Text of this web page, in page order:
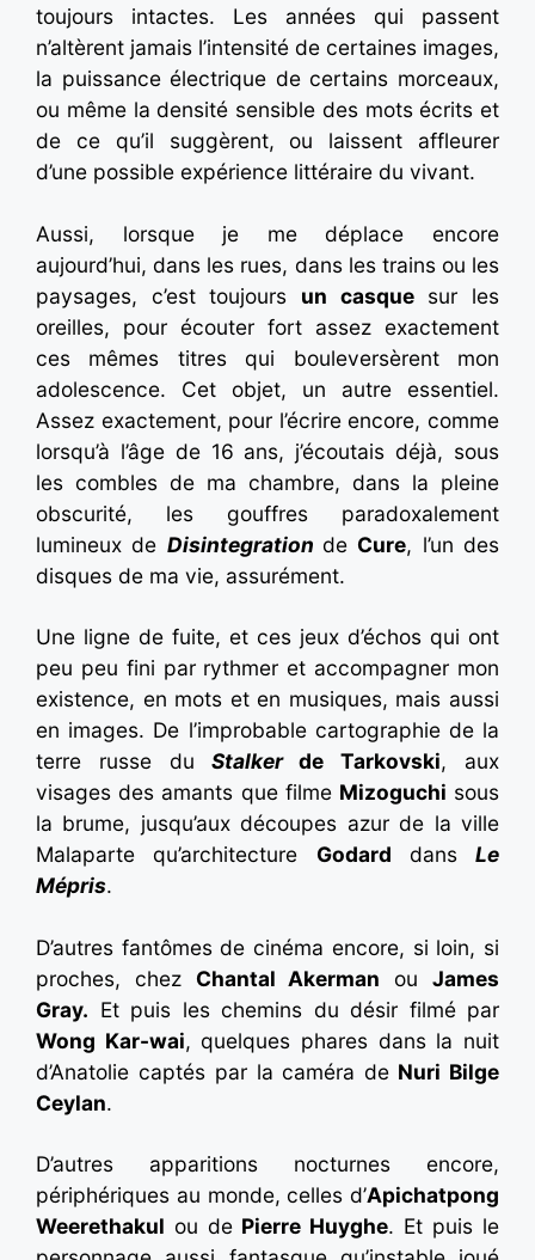
toujours intactes. Les années qui passent
n’altèrent jamais l’intensité de certaines images,
la puissance électrique de certains morceaux,
ou même la densité sensible des mots écrits et
de ce qu’il suggèrent, ou laissent affleurer
d’une possible expérience littéraire du vivant.
Aussi, lorsque je me déplace encore
aujourd’hui, dans les rues, dans les trains ou les
paysages, c’est toujours un casquesur les
oreilles, pour écouter fort assez exactement
ces mêmes titres qui bouleversèrent mon
adolescence. Cet objet, un autre essentiel.
Assez exactement, pour l’écrire encore, comme
lorsqu’à l’âge de 16 ans, j’écoutais déjà, sous
les combles de ma chambre, dans la pleine
obscurité, les gouffres paradoxalement
lumineux de Disintegration deCure, l’un des
disques de ma vie, assurément.
Une ligne de fuite, et ces jeux d’échos qui ont
peu peu fini par rythmer et accompagner mon
existence, en mots et en musiques, mais aussi
en images. De l’improbable cartographie de la
terre russe du Stalkerde Tarkovski, aux
visages des amants que filme Mizoguchi sous
la brume, jusqu’aux découpes azur de la ville
Malaparte qu’architecture Godard dans Le
Mépris.
D’autres fantômes de cinéma encore, si loin, si
proches, chez Chantal Akerman ouJames
Gray. Et puis les chemins du désir filmé par
Wong Kar-wai, quelques phares dans la nuit
d’Anatolie captés par la caméra de Nuri Bilge
Ceylan.
D’autres apparitions nocturnes encore,
périphériques au monde, celles d’Apichatpong
Weerethakul ou de Pierre Huyghe. Et puis le